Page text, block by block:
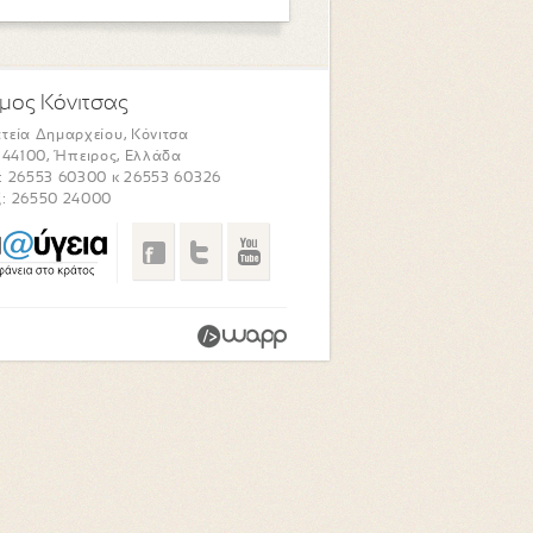
Κόνιτσας
Δημαρχείου, Κόνιτσα
44100, Ήπειρος, Ελλάδα
26553 60300 κ 26553 60326
26550 24000